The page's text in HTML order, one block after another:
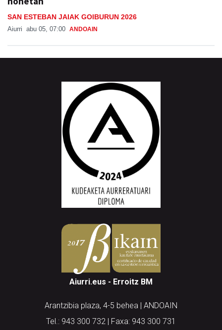
SAN ESTEBAN JAIAK GOIBURUN 2026
Aiurri abu 05, 07:00 ANDOAIN
Aiurri.eus - Erroitz BM
Arantzibia plaza, 4-5 behea | ANDOAIN
Tel.: 943 300 732 | Faxa: 943 300 731